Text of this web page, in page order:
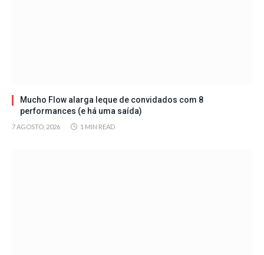
Mucho Flow alarga leque de convidados com 8
performances (e há uma saída)
7 AGOSTO, 2026 1 MIN READ